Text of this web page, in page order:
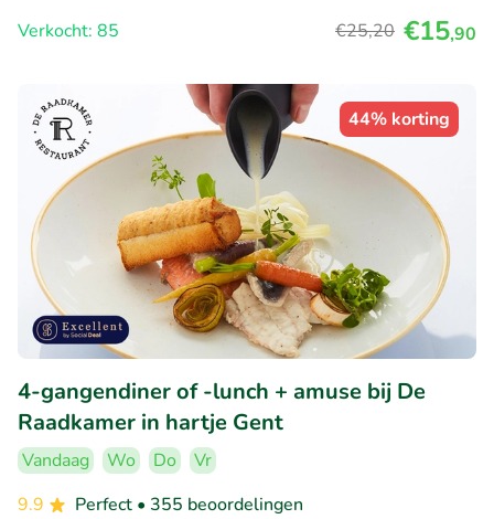
Verkocht: 85
€25,20 €15,90
44% korting
4-gangendiner of -lunch + amuse bij De
Raadkamer in hartje Gent
Vandaag Wo Do
Vr
9.9
Perfect • 355 beoordelingen